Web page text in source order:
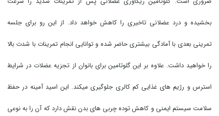
بخشیده و درد عضلانی تاخیری را کاهش خواهد داد. از این رو برای جلسه
تمرینی بعدی با آمادگی بیشتری حاضر شده و توانایی انجام تمرینات با شدت بالا
را خواهید داشت. علاوه بر این گلوتامین برای بانوان از تجزیه عضلات در شرایط
استرس و رژیم های غذایی کم کالری جلوگیری میکند. این اسید آمینه در حفظ
سلامت سیستم ایمنی و کاهش توده چربی های بدن نقش دارد که آن را به نوعی